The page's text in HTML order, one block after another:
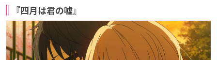
『四月は君の嘘』